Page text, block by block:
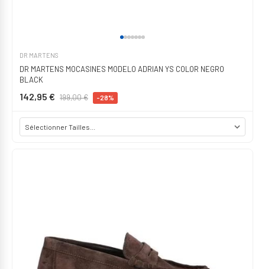
DR MARTENS
DR MARTENS MOCASINES MODELO ADRIAN YS COLOR NEGRO
BLACK
142,95 € 199,00 € -28%